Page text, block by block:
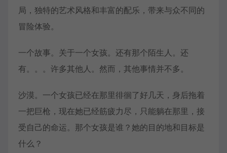
局，独特的艺术风格和丰富的配乐，带来与众不同的
冒险体验。
一个故事。关于一个女孩。还有那个陌生人。还
有。。。许多其他人。然而，其他事情并不多。
沙漠。一个女孩已经在那里徘徊了好几天，身后拖着
一把巨枪，现在她已经筋疲力尽，只能躺在那里，接
受自己的命运。那个女孩是谁？她的目的地和目标是
什么？